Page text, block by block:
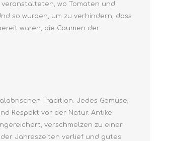
wo Tomaten und
so wurden, um zu verhindern, dass
waren, die Gaumen der
Tradition. Jedes Gemüse,
Respekt vor der Natur. Antike
verschmelzen zu einer
Jahreszeiten verlief und gutes